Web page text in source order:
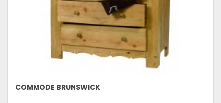
COMMODE BRUNSWICK